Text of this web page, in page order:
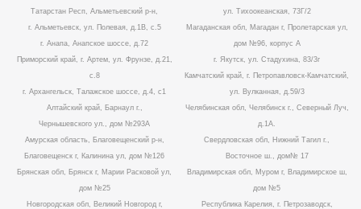
Татарстан Респ, Альметьевский р-н,
г. Альметьевск, ул. Полевая, д.1В, с.5
г. Анапа, Анапское шоссе, д.72
Приморский край, г. Артем, ул. Фрунзе, д.21,
с.8
г. Архангельск, Талажское шоссе, д.4, с1
Алтайский край, Барнаул г.,
Чернышевского ул., дом №293А
Амурская область, Благовещенский р-н,
Благовещенск г, Калинина ул, дом №126
Брянская обл, Брянск г, Марии Расковой ул,
дом №25
Новгородская обл, Великий Новгород г,
ул. Тихоокеанская, 73Г/2
Магаданская обл, Магадан г, Пролетарская ул,
дом №96, корпус А
г. Якутск, ул. Стадухина, 83/3г
Камчатский край, г. Петропавловск-Камчатский,
ул. Вулканная, д.59/3
Челябинская обл, Челябинск г., Северный Луч,
д.1А.
Свердловская обл, Нижний Тагил г.,
Восточное ш., дом№ 17
Владимирская обл, Муром г, Владимирское ш,
дом №5
Республика Карелия, г. Петрозаводск,